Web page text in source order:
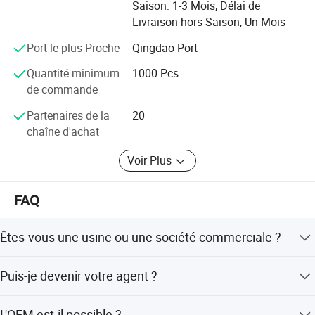
Saison: 1-3 Mois, Délai de
Livraison hors Saison, Un Mois
Port le plus Proche
Qingdao Port
Quantité minimum
de commande
1000 Pcs
Partenaires de la
chaîne d'achat
20
Voir Plus
FAQ
Êtes-vous une usine ou une société commerciale ?
usine professionnelle située à JIAONAN, QINGDAO, en
chambres à air pour motos depuis 2004.
Puis-je devenir votre agent ?